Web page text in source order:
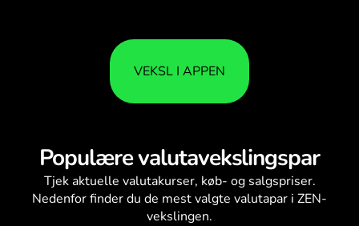
VEKSL I APPEN
Populære valutavekslingspar
Tjek aktuelle valutakurser, køb- og salgspriser.
Nedenfor finder du de mest valgte valutapar i ZEN-
vekslingen.